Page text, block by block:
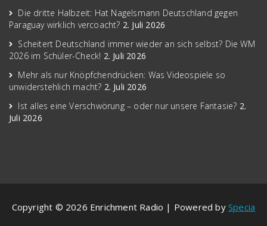
Die dritte Halbzeit: Hat Nagelsmann Deutschland gegen
Paraguay wirklich vercoacht? 2. Juli 2026
Scheitert Deutschland immer wieder an sich selbst? Die WM
2026 im Schüler-Check! 2. Juli 2026
Mehr als nur Knöpfchendrücken: Was Videospiele so
unwiderstehlich macht? 2. Juli 2026
Ist alles eine Verschwörung – oder nur unsere Fantasie? 2.
Juli 2026
Copyright © 2026 Enrichment Radio | Powered bySpecia